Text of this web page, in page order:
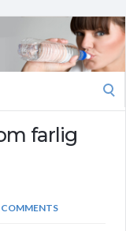
farlig
COMMENTS